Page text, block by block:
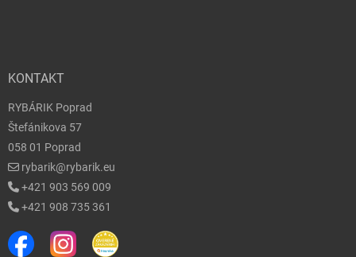
KONTAKT
RYBÁRIK Poprad
Štefánikova 57
058 01 Poprad
rybarik@rybarik.eu
+421 903 569 009
+421 908 735 361